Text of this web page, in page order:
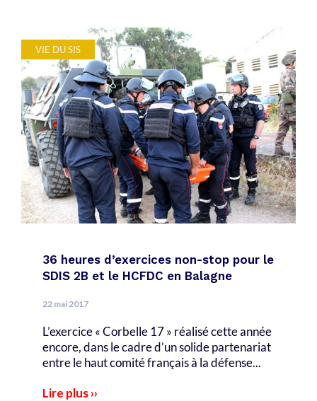
VIE DU SIS
36 heures d’exercices non-stop pour le
SDIS 2B et le HCFDC en Balagne
22 mai 2017
L’exercice « Corbelle 17 » réalisé cette année
encore, dans le cadre d’un solide partenariat
entre le haut comité français à la défense...
Lire plus ››